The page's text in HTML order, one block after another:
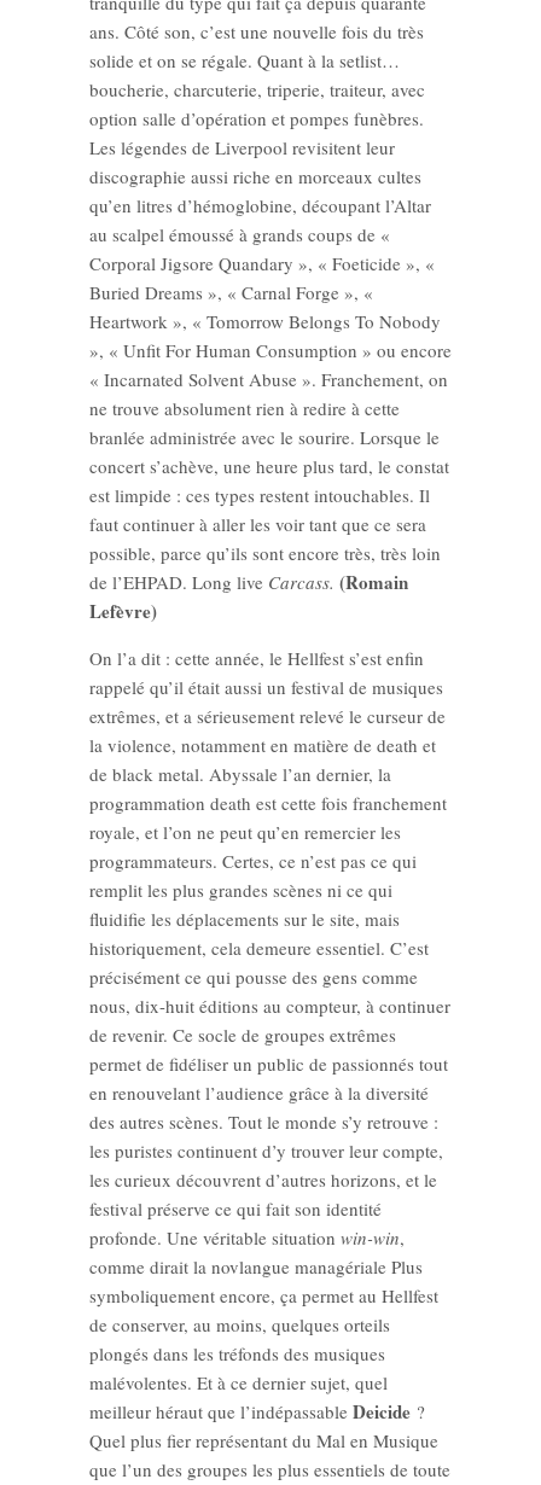
ans. Côté son, c’est une nouvelle fois du très
solide et on se régale. Quant à la setlist…
boucherie, charcuterie, triperie, traiteur, avec
option salle d’opération et pompes funèbres.
Les légendes de Liverpool revisitent leur
discographie aussi riche en morceaux cultes
qu’en litres d’hémoglobine, découpant l’Altar
au scalpel émoussé à grands coups de «
Corporal Jigsore Quandary », « Foeticide », «
Buried Dreams », « Carnal Forge », «
Heartwork », « Tomorrow Belongs To Nobody
», « Unfit For Human Consumption » ou encore
« Incarnated Solvent Abuse ». Franchement, on
ne trouve absolument rien à redire à cette
branlée administrée avec le sourire. Lorsque le
concert s’achève, une heure plus tard, le constat
est limpide : ces types restent intouchables. Il
faut continuer à aller les voir tant que ce sera
possible, parce qu’ils sont encore très, très loin
de l’EHPAD. Long live Carcass. (Romain
Lefèvre)
On l’a dit : cette année, le Hellfest s’est enfin
rappelé qu’il était aussi un festival de musiques
extrêmes, et a sérieusement relevé le curseur de
la violence, notamment en matière de death et
de black metal. Abyssale l’an dernier, la
programmation death est cette fois franchement
royale, et l’on ne peut qu’en remercier les
programmateurs. Certes, ce n’est pas ce qui
remplit les plus grandes scènes ni ce qui
fluidifie les déplacements sur le site, mais
historiquement, cela demeure essentiel. C’est
précisément ce qui pousse des gens comme
nous, dix-huit éditions au compteur, à continuer
de revenir. Ce socle de groupes extrêmes
permet de fidéliser un public de passionnés tout
en renouvelant l’audience grâce à la diversité
des autres scènes. Tout le monde s’y retrouve :
les puristes continuent d’y trouver leur compte,
les curieux découvrent d’autres horizons, et le
festival préserve ce qui fait son identité
profonde. Une véritable situation win-win,
comme dirait la novlangue managériale Plus
symboliquement encore, ça permet au Hellfest
de conserver, au moins, quelques orteils
plongés dans les tréfonds des musiques
malévolentes. Et à ce dernier sujet, quel
meilleur héraut que l’indépassable Deicide ?
Quel plus fier représentant du Mal en Musique
que l’un des groupes les plus essentiels de toute